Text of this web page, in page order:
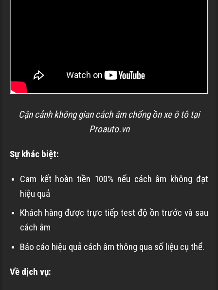
Cận cảnh không gian cách âm chống ồn xe ô tô tại
Proauto.vn
Sự khác biệt:
Cam kết hoàn tiền 100% nếu cách âm không đạt
hiệu quả
Khách hàng được trực tiếp test độ ồn trước và sau
cách âm
Báo cáo hiệu quả cách âm thông qua số liệu cụ thể.
Về dịch vụ: